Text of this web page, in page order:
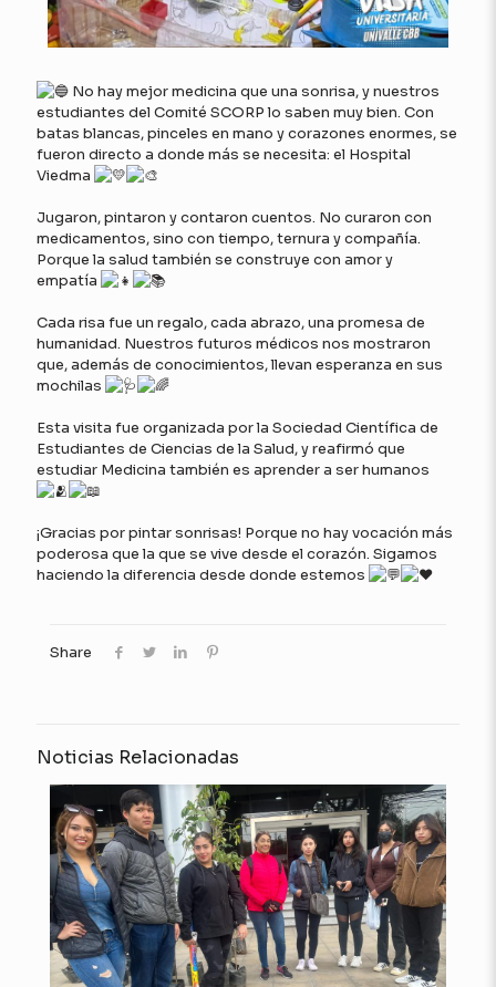
No hay mejor medicina que una sonrisa, y nuestros
estudiantes del Comité SCORP lo saben muy bien. Con
batas blancas, pinceles en mano y corazones enormes, se
fueron directo a donde más se necesita: el Hospital
Viedma
Jugaron, pintaron y contaron cuentos. No curaron con
medicamentos, sino con tiempo, ternura y compañía.
Porque la salud también se construye con amor y
empatía
Cada risa fue un regalo, cada abrazo, una promesa de
humanidad. Nuestros futuros médicos nos mostraron
que, además de conocimientos, llevan esperanza en sus
mochilas
Esta visita fue organizada por la Sociedad Científica de
Estudiantes de Ciencias de la Salud, y reafirmó que
estudiar Medicina también es aprender a ser humanos
¡Gracias por pintar sonrisas! Porque no hay vocación más
poderosa que la que se vive desde el corazón. Sigamos
haciendo la diferencia desde donde estemos
Share
Noticias Relacionadas